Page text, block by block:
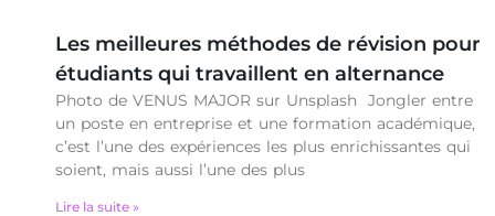
Les meilleures méthodes de révision pour
étudiants qui travaillent en alternance
Photo de VENUS MAJOR sur Unsplash Jongler entre
un poste en entreprise et une formation académique,
c’est l’une des expériences les plus enrichissantes qui
soient, mais aussi l’une des plus
Lire la suite »